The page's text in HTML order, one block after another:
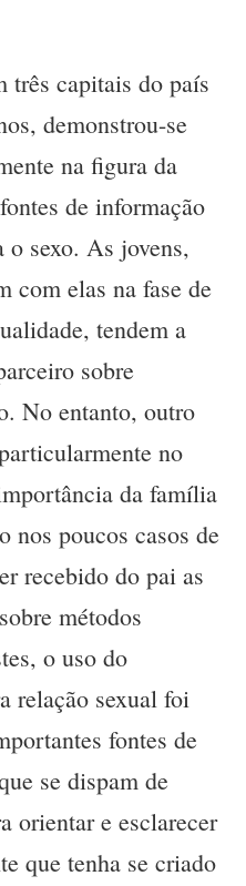
três capitais do país
demonstrou-se
na figura da
de informação
o sexo. As jovens,
com elas na fase de
tendem a
sobre
No entanto, outro
no
da família
nos poucos casos de
recebido do pai as
métodos
o uso do
relação sexual foi
fontes de
se dispam de
orientar e esclarecer
que tenha se criado